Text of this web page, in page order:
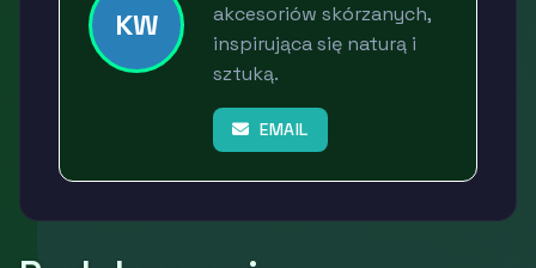
KW
akcesoriów skórzanych,
inspirująca się naturą i
sztuką.
EMAIL